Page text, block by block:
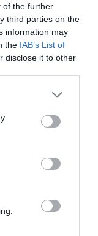
of the further
third parties on the
information may
the IAB’s List of
disclose it to other
, ο πάλαι
που παίζει την
μπάλα
πιο άνετα
μια μέρα
τελικές (18-